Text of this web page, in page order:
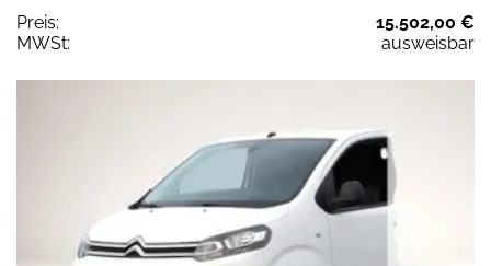
Preis:
15.502,00 €
MWSt:
ausweisbar